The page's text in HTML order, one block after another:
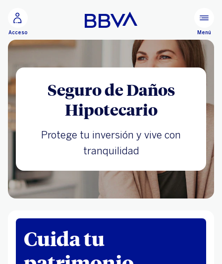
Acceso Menú
Seguro de Daños
Hipotecario
Protege tu inversión y vive con
tranquilidad
Cuida tu